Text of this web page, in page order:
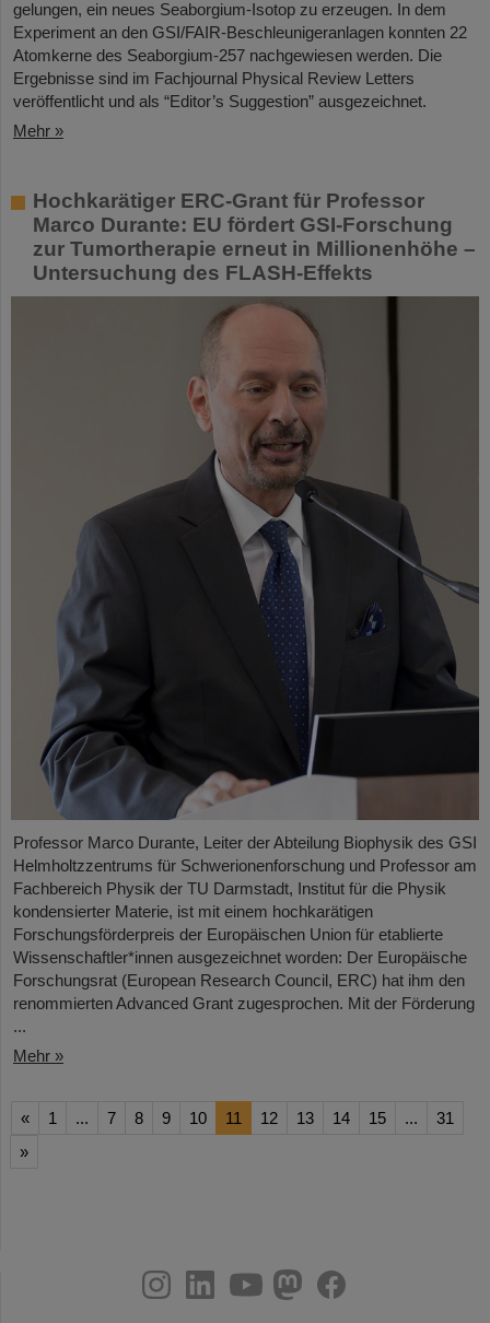
gelungen, ein neues Seaborgium-Isotop zu erzeugen. In dem
Experiment an den GSI/FAIR-Beschleunigeranlagen konnten 22
Atomkerne des Seaborgium-257 nachgewiesen werden. Die
Ergebnisse sind im Fachjournal Physical Review Letters
veröffentlicht und als “Editor’s Suggestion” ausgezeichnet.
Mehr »
Hochkarätiger ERC-Grant für Professor
Marco Durante: EU fördert GSI-Forschung
zur Tumortherapie erneut in Millionenhöhe –
Untersuchung des FLASH-Effekts
Professor Marco Durante, Leiter der Abteilung Biophysik des GSI
Helmholtzzentrums für Schwerionenforschung und Professor am
Fachbereich Physik der TU Darmstadt, Institut für die Physik
kondensierter Materie, ist mit einem hochkarätigen
Forschungsförderpreis der Europäischen Union für etablierte
Wissenschaftler*innen ausgezeichnet worden: Der Europäische
Forschungsrat (European Research Council, ERC) hat ihm den
renommierten Advanced Grant zugesprochen. Mit der Förderung
...
Mehr »
« 1 ... 7 8 9 10 11 12 13 14 15 ...
31
»
youtube
helmholtz.social
facebook